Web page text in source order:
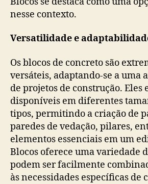
nesse contexto.
Versatilidade e
Os blocos de concreto são
versáteis, adaptando-se a uma
de projetos de construção. Eles
disponíveis em diferentes
tipos, permitindo a criação de
paredes de vedação, pilares,
elementos essenciais em um
Blocos oferece uma variedade
podem ser facilmente
às necessidades específicas de